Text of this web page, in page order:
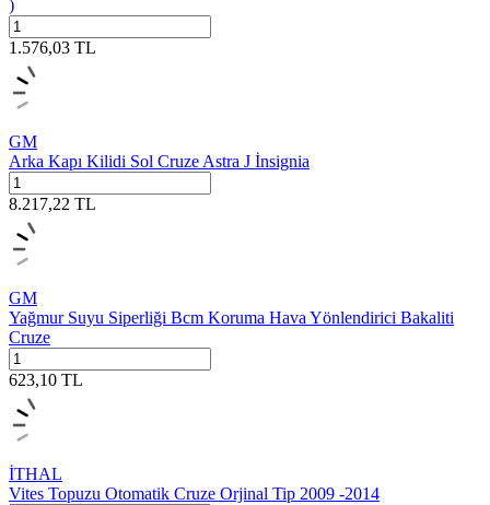
)
1.576,03 TL
GM
Arka Kapı Kilidi Sol Cruze Astra J İnsignia
8.217,22 TL
GM
Yağmur Suyu Siperliği Bcm Koruma Hava Yönlendirici Bakaliti
Cruze
623,10 TL
İTHAL
Vites Topuzu Otomatik Cruze Orjinal Tip 2009 -2014